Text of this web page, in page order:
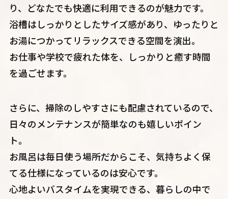
り、どなたでも快適に利用できるのが魅力です。
浴槽はしっかりとしたサイズ感があり、ゆったりと
お湯につかってリラックスできる空間を演出。
お仕事や学校で疲れた体を、しっかりと癒す時間
を過ごせます。
さらに、掃除のしやすさにも配慮されているので、
日々のメンテナンスが簡単なのも嬉しいポイン
ト。
お風呂は毎日使う場所だからこそ、気持ちよく保
てる仕様になっているのは安心です。
心地よいバスタイムを実現できる、暮らしの中で